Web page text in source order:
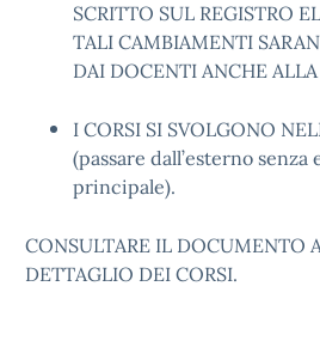
SCRITTO SUL REGISTRO
TALI CAMBIAMENTI
DAI DOCENTI ANCHE ALLA
I CORSI SI SVOLGONO
(passare dall’esterno
principale).
CONSULTARE IL DOCUMENTO
DETTAGLIO DEI CORSI.